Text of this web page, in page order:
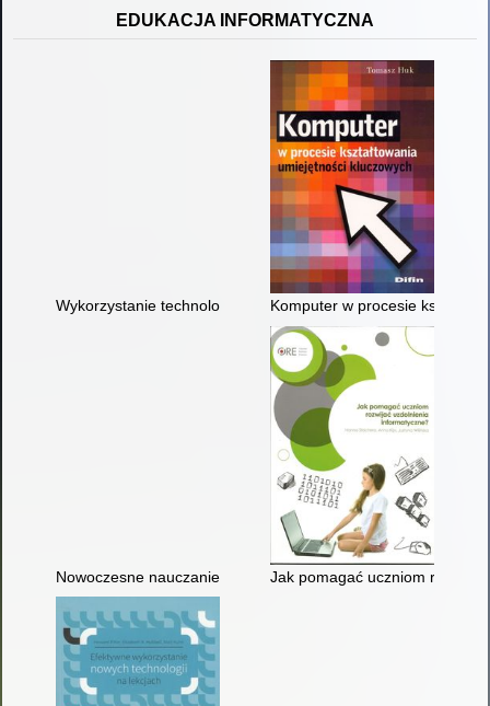
EDUKACJA INFORMATYCZNA
Wykorzystanie technologii informacyjno-komunikacyjnych w
Komputer w procesie
Nowoczesne nauczanie : praktyczne wskazówki i techniki dla
Jak pomagać uczniom